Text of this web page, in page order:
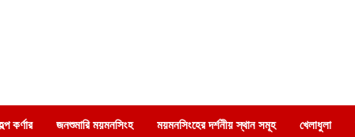
কর্ণার জনশুমারি ময়মনসিংহ ময়মনসিংহের দর্শনীয় স্থান সমূহ খেলাধুলা